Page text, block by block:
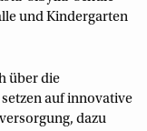
und Kindergarten
über die
auf innovative
dazu